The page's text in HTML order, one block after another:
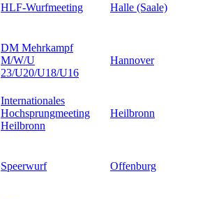
HLF-Wurfmeeting Halle (Saale)
DM Mehrkampf
M/W/U
23/U20/U18/U16
Hannover
Internationales
Hochsprungmeeting
Heilbronn
Heilbronn
Speerwurf Offenburg